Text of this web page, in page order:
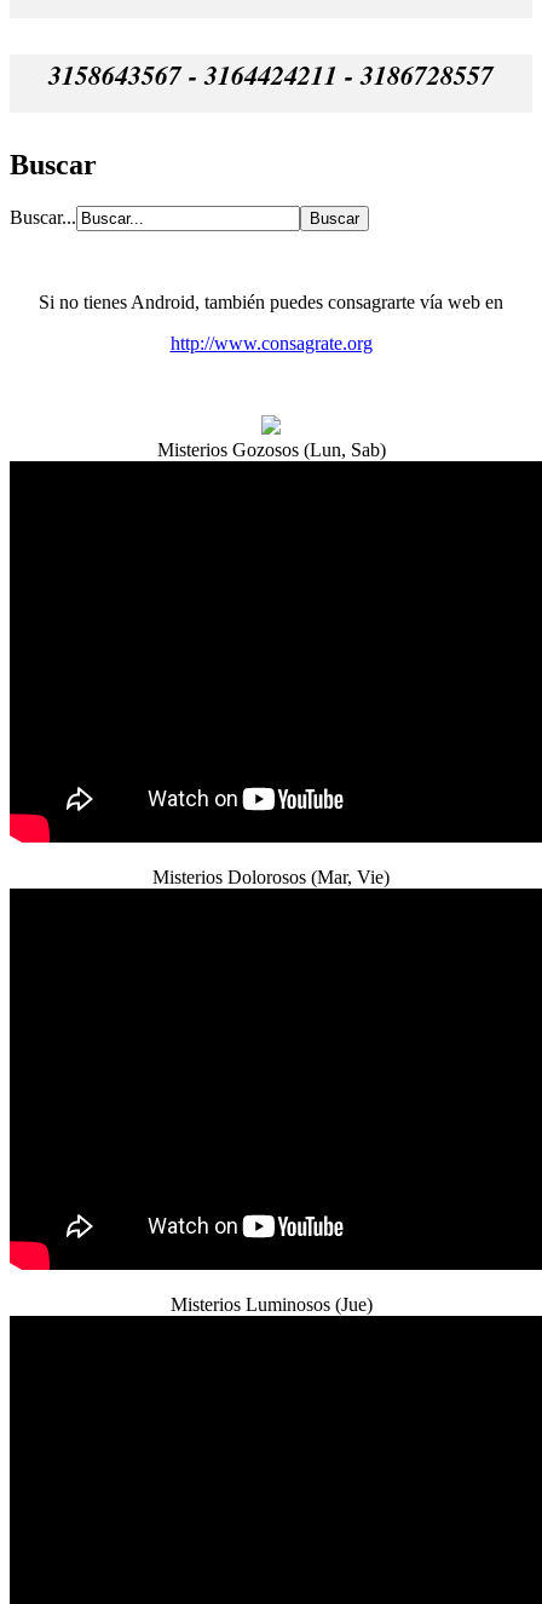
3158643567 - 3164424211 - 3186728557
Buscar
Buscar...
Si no tienes Android, también puedes consagrarte vía web en
http://www.consagrate.org
Misterios Gozosos (Lun, Sab)
Misterios Dolorosos (Mar, Vie)
Misterios Luminosos (Jue)